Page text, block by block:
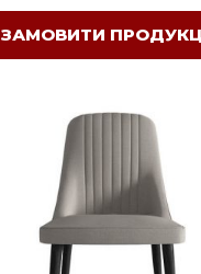
ЗАМОВИТИ